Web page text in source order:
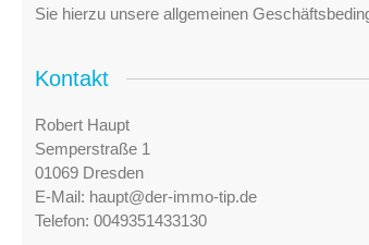
Sie hierzu unsere allgemeinen
Kontakt
Robert Haupt
Semperstraße 1
01069 Dresden
E-Mail: haupt@der-immo-tip.de
Telefon: 0049351433130